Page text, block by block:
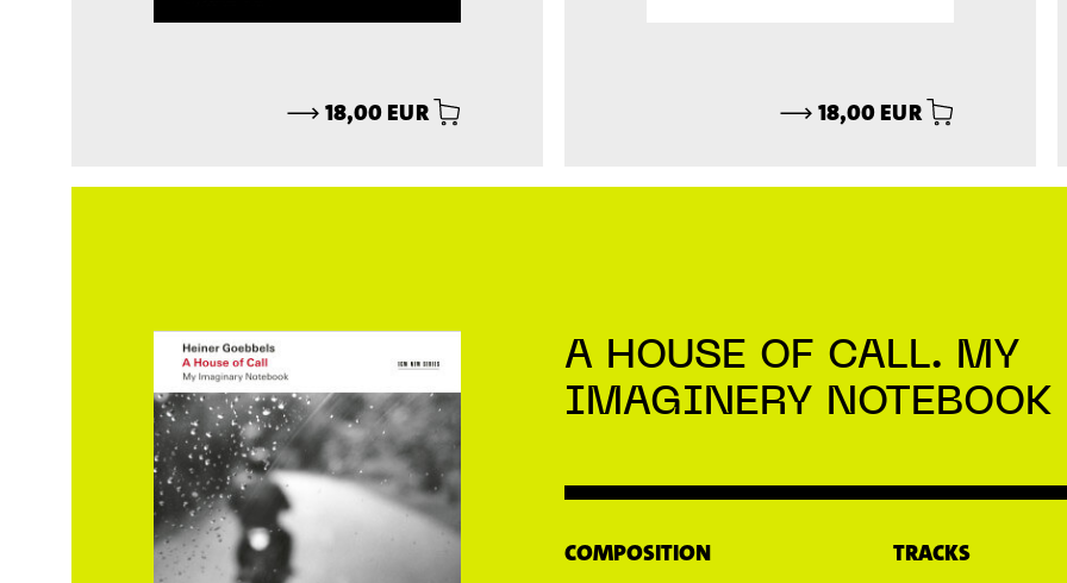
⟶ 18,00 EUR ⟶ 18,00 EUR
A HOUSE OF CALL. MY
IMAGINERY NOTEBOOK
COMPOSITION TRACKS